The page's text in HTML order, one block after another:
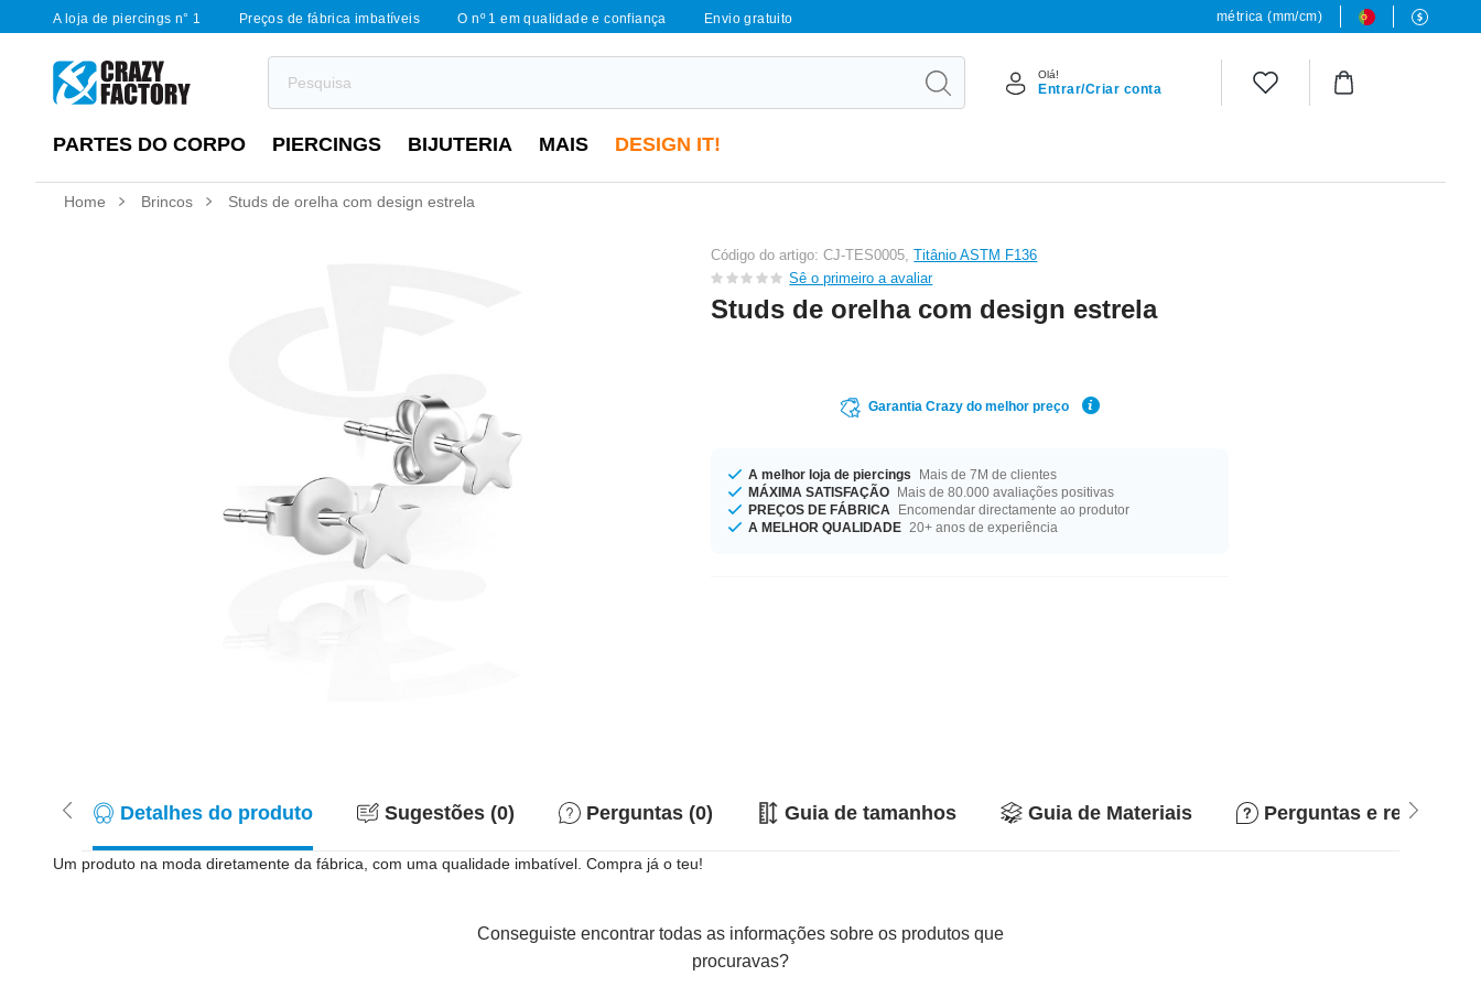
A loja de piercings n° 1 Preços de fábrica imbatíveis O nº 1 em qualidade e confiança Envio gratuito métrica (mm/cm)
Olá!
Entrar/Criar conta
PARTES DO CORPO PIERCINGS BIJUTERIA MAIS DESIGN IT!
Home Brincos Studs de orelha com design estrela
Código do artigo: CJ-TES0005,Titânio ASTM F136
Sê o primeiro a avaliar
Studs de orelha com design estrela
Garantia Crazy do melhor preço
A melhor loja de piercings
Mais de 7M de clientes
MÁXIMA SATISFAÇÃO Mais de 80.000 avaliações positivas
PREÇOS DE FÁBRICA
Encomendar directamente ao produtor
A MELHOR QUALIDADE 20+ anos de experiência
Detalhes do produto Sugestões (0) Perguntas (0) Guia de tamanhos Guia de Materiais Perguntas e respostas
Um produto na moda diretamente da fábrica, com uma qualidade imbatível. Compra já o teu!
Conseguiste encontrar todas as informações sobre os produtos que
procuravas?